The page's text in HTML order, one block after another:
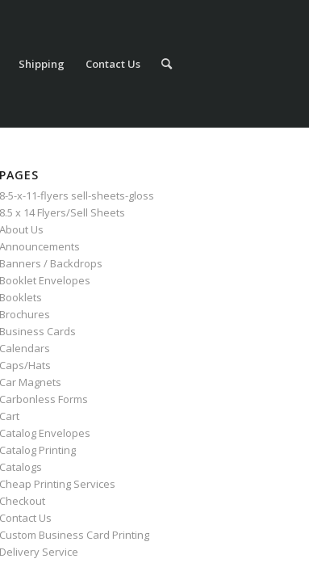
Shipping Contact Us
PAGES
8-5-x-11-flyers sell-sheets-gloss
8.5 x 14 Flyers/Sell Sheets
About Us
Announcements
Banners / Backdrops
Booklet Envelopes
Booklets
Brochures
Business Cards
Calendars
Caps/Hats
Car Magnets
Carbonless Forms
Cart
Catalog Envelopes
Catalog Printing
Catalogs
Cheap Printing Services
Checkout
Contact Us
Custom Business Card Printing
Delivery Service